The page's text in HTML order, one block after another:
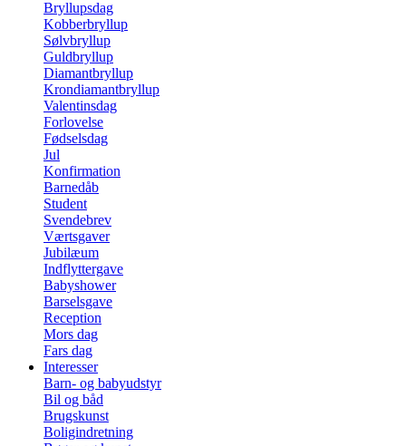
Bryllupsdag
Kobberbryllup
Sølvbryllup
Guldbryllup
Diamantbryllup
Krondiamantbryllup
Valentinsdag
Forlovelse
Fødselsdag
Jul
Konfirmation
Barnedåb
Student
Svendebrev
Værtsgaver
Jubilæum
Indflyttergave
Babyshower
Barselsgave
Reception
Mors dag
Fars dag
Interesser
Barn- og babyudstyr
Bil og båd
Brugskunst
Boligindretning